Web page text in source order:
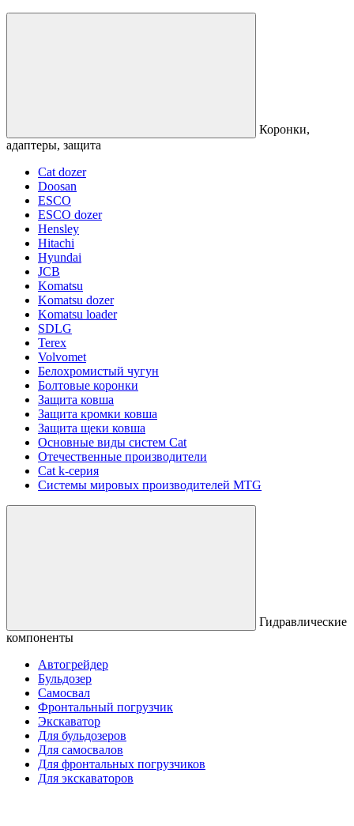
Коронки,
адаптеры, защита
Cat dozer
Doosan
ESCO
ESCO dozer
Hensley
Hitachi
Hyundai
JCB
Komatsu
Komatsu dozer
Komatsu loader
SDLG
Terex
Volvomet
Белохромистый чугун
Болтовые коронки
Защита ковша
Защита кромки ковша
Защита щеки ковша
Основные виды систем Cat
Отечественные производители
Сat k-серия
Системы мировых производителей MTG
Гидравлические
компоненты
Автогрейдер
Бульдозер
Самосвал
Фронтальный погрузчик
Экскаватор
Для бульдозеров
Для самосвалов
Для фронтальных погрузчиков
Для экскаваторов